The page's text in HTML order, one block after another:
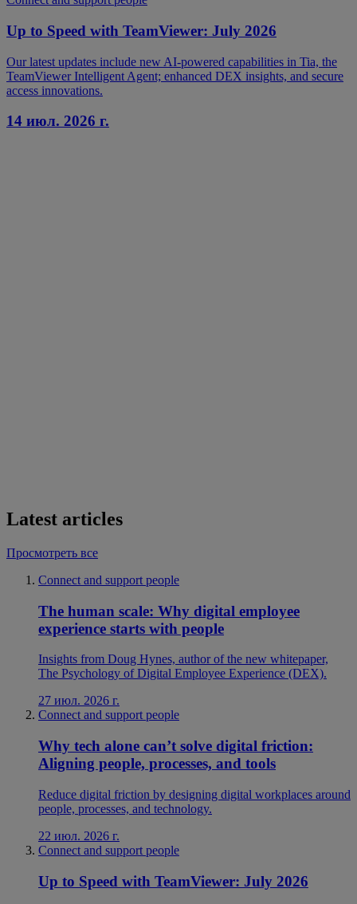
Up to Speed with TeamViewer: July 2026
Our latest updates include new AI-powered capabilities in Tia, the
TeamViewer Intelligent Agent; enhanced DEX insights, and secure
access innovations.
14 июл. 2026 г.
Latest articles
Просмотреть все
Connect and support people
The human scale: Why digital employee
experience starts with people
Insights from Doug Hynes, author of the new whitepaper,
The Psychology of Digital Employee Experience (DEX).
27 июл. 2026 г.
Connect and support people
Why tech alone can’t solve digital friction:
Aligning people, processes, and tools
Reduce digital friction by designing digital workplaces around
people, processes, and technology.
22 июл. 2026 г.
Connect and support people
Up to Speed with TeamViewer: July 2026